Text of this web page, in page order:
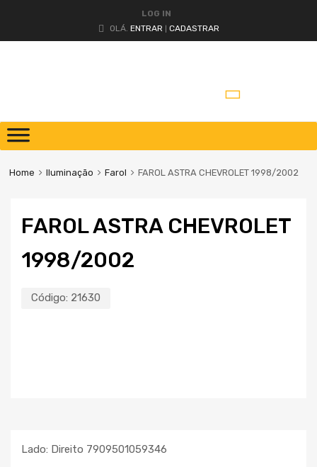
LOG IN
OLÁ. ENTRAR CADASTRAR
Home Iluminação Farol FAROL ASTRA CHEVROLET 1998/2002
FAROL ASTRA CHEVROLET
1998/2002
Código: 21630
Lado: Direito 7909501059346